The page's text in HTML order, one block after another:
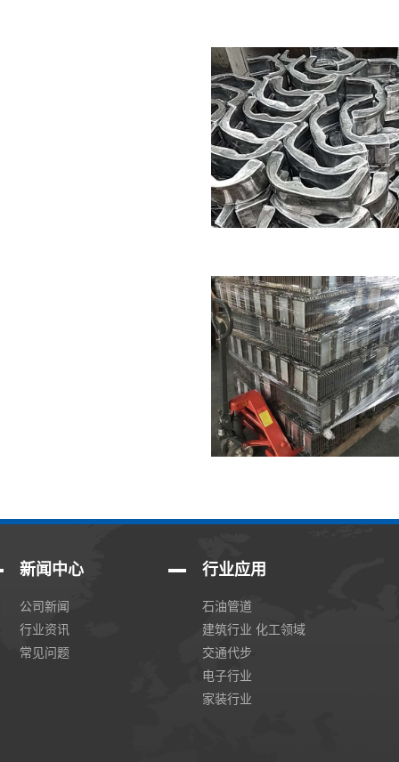
新闻中心
公司新闻
行业资讯
常见问题
行业应用
石油管道
建筑行业 化工领域
交通代步
电子行业
家装行业